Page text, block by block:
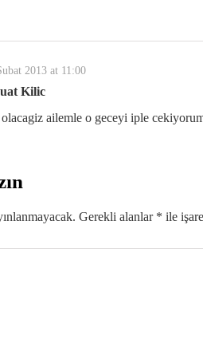
2013 at 11:00
Kilic
olacagiz ailemle o geceyi iple
Gerekli alanlar * ile